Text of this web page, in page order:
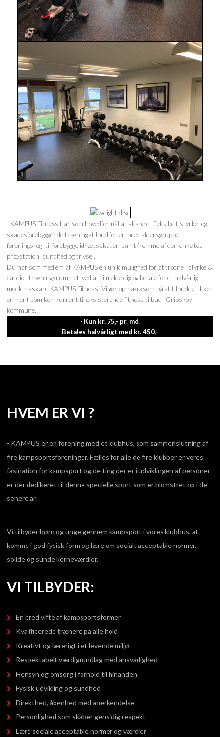
- KAMPUS Fitness har som hovedformål at skabe et fleksibelt styrke- og
skadesforebyggende træningstilbud for en bred aldersgruppe i
foreningsregi til forebygge idrætsskader, samt fremme af den enkeltes
præstation, sundhed og trivsel.
Du har som medlem af KAMPUS en unik mulighed for at træne i styrke &
cardio - træningsrummet, ved at tilmelde dig og betale for et halvårligt
medlemsskab i KAMPUS Fitness. Vi gør opmærksom på at tilbuddet ikke
er ment som komkurrent til eksisterende fitness tilbud i Gribskov
kommune.
- Kun kr. 75,- pr. md.
Betales halvårligt med kr. 450,-
HVEM ER VI ?
- KAMPUS er en forening med et klubhus, som sammenslutning af
fire kampsportsforeninger. Fælles for alle de fire klubber er vores
fasination for kampsport og de ting der er i udviklingen af personer
er der dedikeret til denne specielle sport som er blomstret op i de
senere år.
Vi tilbyder børn og unge gennem kampsport i vores klubhus, at
komme i god fysisk form og lære om socialt acceptable normer,
solide og sunde kerneværdier.
VI TILBYDER:
En bred vifte af kampsportsformer
Kvalificerede trænere på alle hold
Kreativt og lærerigt i et levende miljø
Respektabelt værdigrundlag med ansvarlighed
Hensyn og omsorg i forhold til hinanden
Fysisk udvikling og sundhed
Direkthed, åbenhed med anerkendelse
Personlighed som skaber gensidig respekt
Lære sociale acceptable normer og værdier